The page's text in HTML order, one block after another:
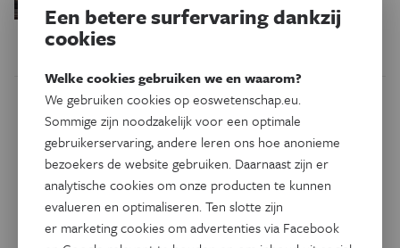
Dit artikel delen op:
Facebook Twitter Linkedin
Keuze van de redactie
Een betere surfervaring dankzij
cookies
Welke cookies gebruiken we en waarom?
We gebruiken cookies op eoswetenschap.eu.
Sommige zijn noodzakelijk voor een optimale
gebruikerservaring, andere leren ons hoe anonieme
bezoekers de website gebruiken. Daarnaast zijn er
analytische cookies om onze producten te kunnen
evalueren en optimaliseren. Ten slotte zijn
er marketing cookies om advertenties via Facebook